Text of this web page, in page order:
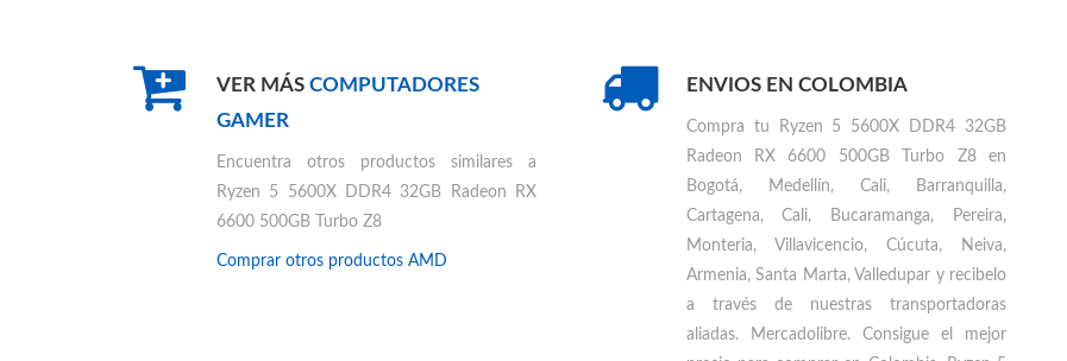
VER MÁS COMPUTADORES
GAMER
Encuentra otros productos similares a
Ryzen 5 5600X DDR4 32GB Radeon RX
6600 500GB Turbo Z8
Comprar otros productos AMD
ENVIOS EN COLOMBIA
Compra tu
Ryzen 5 5600X DDR4 32GB
Radeon RX 6600 500GB Turbo Z8 en
Bogotá, Medellín, Cali, Barranquilla,
Cartagena, Cali, Bucaramanga, Pereira,
Monteria, Villavicencio, Cúcuta, Neiva,
Armenia, Santa Marta, Valledupar y recibelo
a través de nuestras transportadoras
aliadas. Mercadolibre. Consigue el mejor